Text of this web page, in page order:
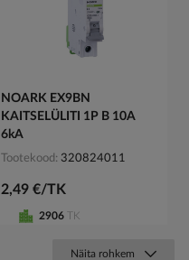
NOARK EX9BN
KAITSELÜLITI 1P B 10A
6kA
Tootekood 320824011
2,49 €/TK
2906 TK
Näita rohkem